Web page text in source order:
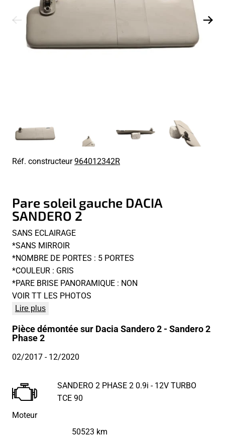
Réf. constructeur964012342R
Pare soleil gauche DACIA
SANDERO 2
SANS ECLAIRAGE
*SANS MIRROIR
*NOMBRE DE PORTES : 5 PORTES
*COULEUR : GRIS
*PARE BRISE PANORAMIQUE : NON
VOIR TT LES PHOTOS
Lire plus
Pièce démontée sur Dacia Sandero 2 - Sandero 2
Phase 2
02/2017- 12/2020
Moteur
SANDERO 2 PHASE 2 0.9i - 12V TURBO
TCE 90
50523 km